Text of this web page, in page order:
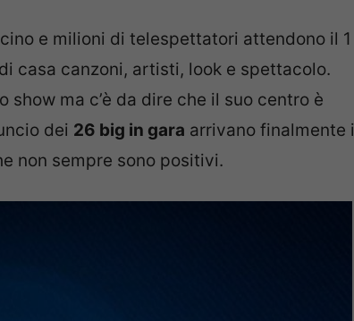
e milioni di telespettatori attendono il 1
casa canzoni, artisti, look e spettacolo.
ma c’è da dire che il suo centro è
dei 26 big in gara arrivano finalmente i
non sempre sono positivi.